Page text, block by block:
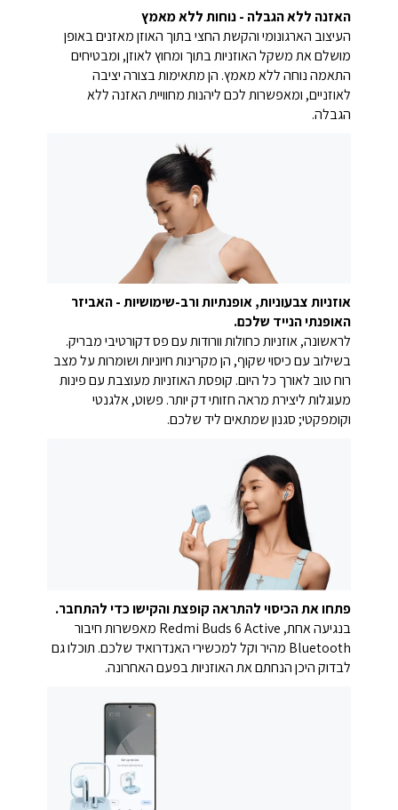
האזנה ללא הגבלה - נוחות ללא מאמץ
העיצוב הארגונומי והקשת החצי בתוך האוזן מאזנים באופן
מושלם את משקל האוזניות בתוך ומחוץ לאוזן, ומבטיחים
התאמה נוחה ללא מאמץ. הן מתאימות בצורה יציבה
לאוזניים, ומאפשרות לכם ליהנות מחוויית האזנה ללא
הגבלה.
אוזניות צבעוניות, אופנתיות ורב-שימושיות - האביזר
האופנתי הנייד שלכם.
לראשונה, אוזניות כחולות וורודות עם פס דקורטיבי מבריק.
בשילוב עם כיסוי שקוף, הן מקרינות חיוניות ושומרות על מצב
רוח טוב לאורך כל היום. קופסת האוזניות מעוצבת עם פינות
מעוגלות ליצירת מראה חזותי דק יותר. פשוט, אלגנטי
וקומפקטי; סגנון שמתאים ליד שלכם.
פתחו את הכיסוי להתראה קופצת והקישו כדי להתחבר.
בנגיעה אחת, Redmi Buds 6 Active מאפשרות חיבור
Bluetooth מהיר וקל למכשירי האנדרואיד שלכם. תוכלו גם
לבדוק היכן הנחתם את האוזניות בפעם האחרונה.